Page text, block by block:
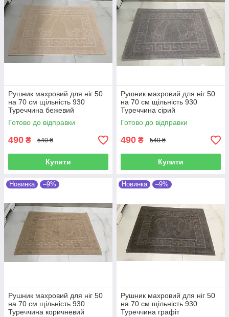
Рушник махровий для ніг 50
на 70 см щільність 930
Туреччина бежевий
Готово до відправки
490 ₴ 540 ₴
Купити
Рушник махровий для ніг 50
на 70 см щільність 930
Туреччина сірий
Готово до відправки
490 ₴ 540 ₴
Купити
Новинка –9%
Рушник махровий для ніг 50
на 70 см щільність 930
Туреччина коричневий
Новинка –9%
Рушник махровий для ніг 50
на 70 см щільність 930
Туреччина графіт